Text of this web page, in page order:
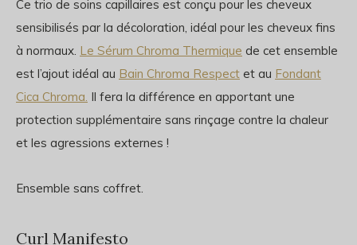
Ce trio de soins capillaires est conçu pour les cheveux
sensibilisés par la décoloration, idéal pour les cheveux fins
à normaux. Le Sérum Chroma Thermique de cet ensemble
est l’ajout idéal au Bain Chroma Respect et au Fondant
Cica Chroma. Il fera la différence en apportant une
protection supplémentaire sans rinçage contre la chaleur
et les agressions externes !
Ensemble sans coffret.
Curl Manifesto